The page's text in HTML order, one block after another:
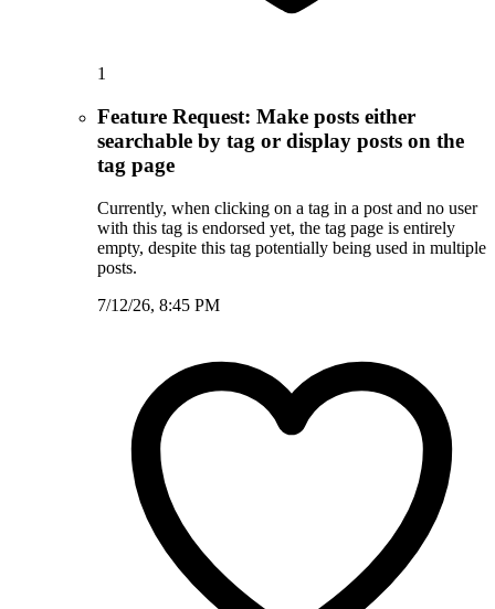
1
Feature Request: Make posts either
searchable by tag or display posts on the
tag page
Currently, when clicking on a tag in a post and no user
with this tag is endorsed yet, the tag page is entirely
empty, despite this tag potentially being used in multiple
posts.
7/12/26, 8:45 PM